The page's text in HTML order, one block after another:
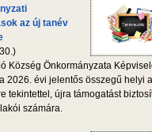
az új tanév
Község Önkormányzata
2026. évi jelentős összegű helyi
tekintettel, újra támogatást
számára.